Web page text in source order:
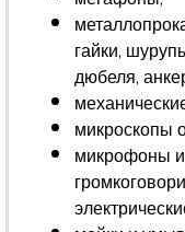
гайки,
дюбеля,
микроскопы
микрофоны и